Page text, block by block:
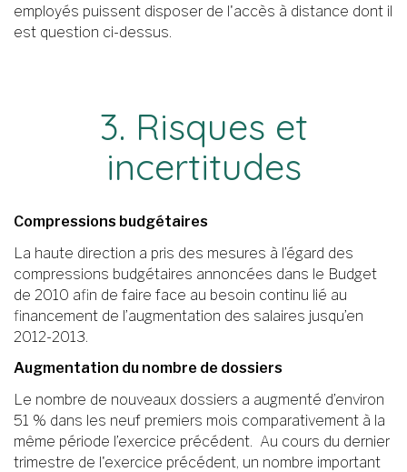
employés puissent disposer de l'accès à distance dont il
est question ci-dessus.
3. Risques et
incertitudes
Compressions budgétaires
La haute direction a pris des mesures à l’égard des
compressions budgétaires annoncées dans le Budget
de 2010 afin de faire face au besoin continu lié au
financement de l’augmentation des salaires jusqu’en
2012­-2013.
Augmentation du nombre de dossiers
Le nombre de nouveaux dossiers a augmenté d’environ
51 % dans les neuf premiers mois comparativement à la
même période l’exercice précédent. Au cours du dernier
trimestre de l'exercice précédent, un nombre important